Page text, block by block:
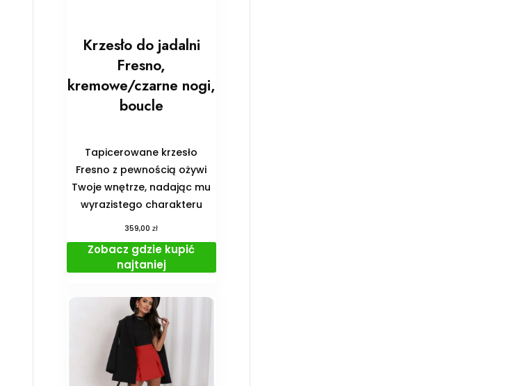
Krzesło do jadalni
Fresno,
kremowe/czarne nogi,
boucle
Tapicerowane krzesło
Fresno z pewnością ożywi
Twoje wnętrze, nadając mu
wyrazistego charakteru
359,00zł
Zobacz gdzie kupić
najtaniej